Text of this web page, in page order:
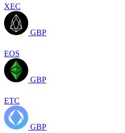
XEC
GBP
EOS
GBP
ETC
GBP